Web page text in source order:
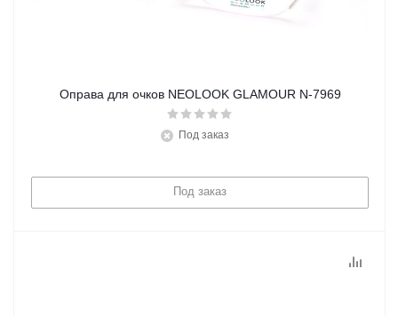
Оправа для очков NEOLOOK GLAMOUR N-7969
Под заказ
Под заказ